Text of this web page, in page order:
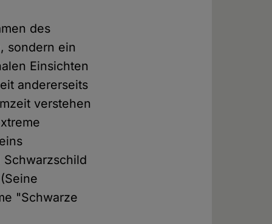
des
sondern ein
Einsichten
andererseits
verstehen
"Schwarze